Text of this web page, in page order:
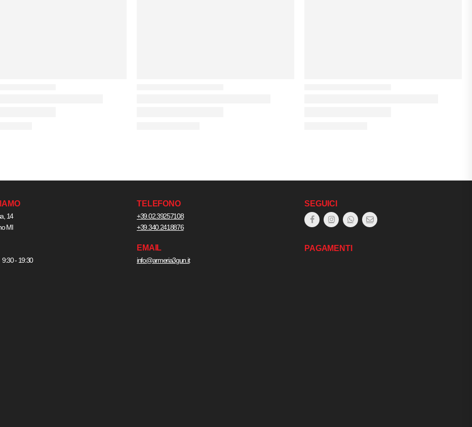
14
MI
- 19:30
TELEFONO
+39.02.39257108
+39.340.2418876
EMAIL
info@armeria3gun.it
SEGUICI
PAGAMENTI